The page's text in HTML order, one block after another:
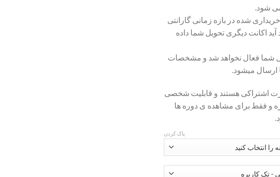
شده در بازه زمانی گارانتی
اکانت دیگری تحویل شما داده
شما فعال نخواهد شد و مشخصات
ارسال میشود.
اشتراکی هستند و قابلیت شخصی
و فقط برای مشاهده ی دوره ها
پاک کردن